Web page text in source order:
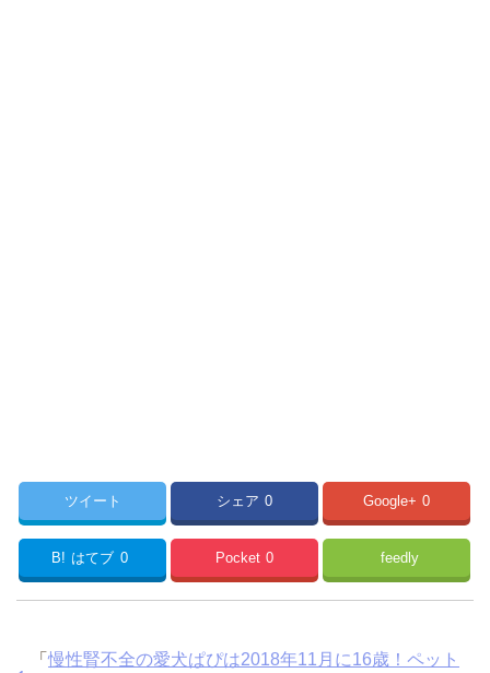
ツイート シェア 0 Google+ 0
B! はてブ 0 Pocket 0 feedly
「慢性腎不全の愛犬ぱぴは2018年11月に16歳！ペット